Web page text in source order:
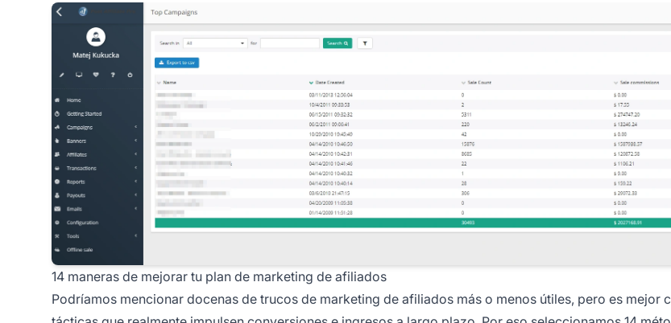
14 maneras de mejorar tu plan de marketing de afiliados
Podríamos mencionar docenas de trucos de marketing de afiliados más o menos útiles, pero es mejor